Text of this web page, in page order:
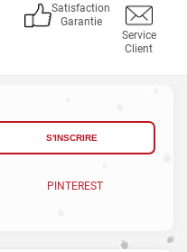
Satisfaction
Garantie
Service
Client
S'INSCRIRE
PINTEREST